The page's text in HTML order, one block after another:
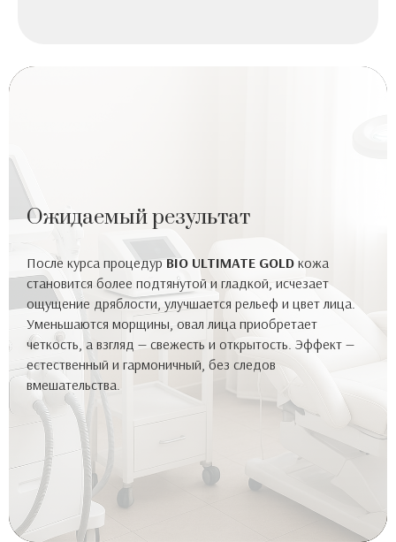
Ожидаемый результат
После курса процедурBIO ULTIMATE GOLD кожа
становится более подтянутой и гладкой, исчезает
ощущение дряблости, улучшается рельеф и цвет лица.
Уменьшаются морщины, овал лица приобретает
четкость, а взгляд — свежесть и открытость. Эффект —
естественный и гармоничный, без следов
вмешательства.